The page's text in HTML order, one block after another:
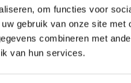
om functies voor
gebruik van onze site met
combineren met
van hun services.
De
bedrijven
mosterd,
goede